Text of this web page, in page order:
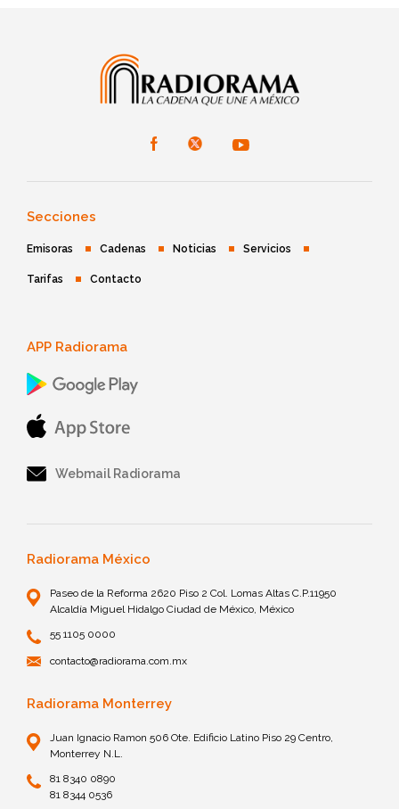
Secciones
Emisoras Cadenas Noticias Servicios
Tarifas Contacto
APP Radiorama
Webmail Radiorama
Radiorama México
Paseo de la Reforma 2620 Piso 2 Col. Lomas Altas C.P.11950
Alcaldía Miguel Hidalgo Ciudad de México, México
55 1105 0000
contacto@radiorama.com.mx
Radiorama Monterrey
Juan Ignacio Ramon 506 Ote. Edificio Latino Piso 29 Centro,
Monterrey N.L.
81 8340 0890
81 8344 0536